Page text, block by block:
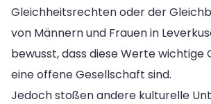
Gleichheitsrechten oder der
von Männern und Frauen in
bewusst, dass diese Werte wichtige
eine offene Gesellschaft sind.
Jedoch stoßen andere kulturelle